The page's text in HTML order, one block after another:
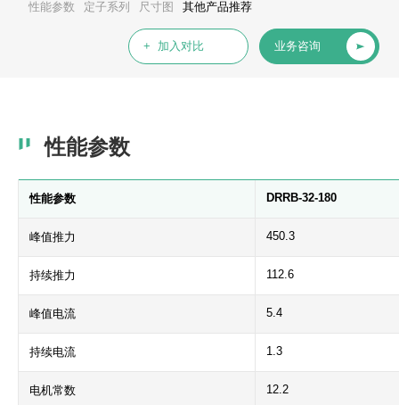
性能参数 定子系列 尺寸图 其他产品推荐
+ 加入对比 业务咨询
性能参数
性能参数 DRRB-32-180
峰值推力 450.3
持续推力 112.6
峰值电流 5.4
持续电流 1.3
电机常数 12.2